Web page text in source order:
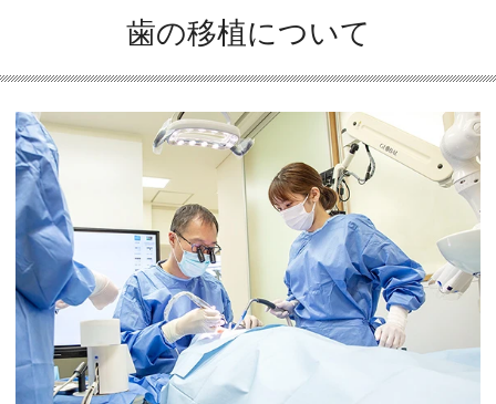
歯の移植について